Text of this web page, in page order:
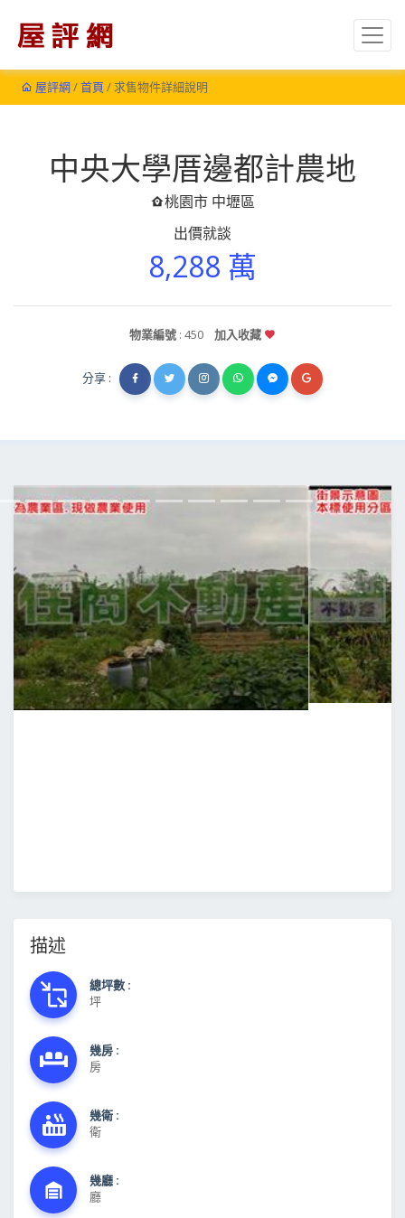
屋評網/首頁 / 求售物件詳細說明
中央大學厝邊都計農地
桃園市 中壢區
出價就談
8,288 萬
物業編號 : 450 加入收藏
分享 :
描述
總坪數 :
坪
幾房 :
房
幾衛 :
衛
幾廳 :
廳